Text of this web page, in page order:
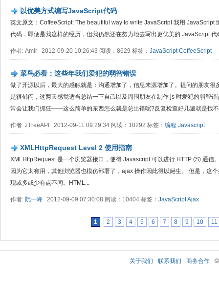
以优美方式编写JavaScript代码
英文原文：CoffeeScript: The beautiful way to write JavaScript 我用 JavaScript
代码，即便是我这样的经历，但我仍然还在努力地去写出更优美的 JavaScript 代
作者: Amir 2012-09-20 10:26:43 阅读：8629 标签： JavaScript CoffeeScript
菜鸟必看：这些年我们爱犯的弱智错误
做了开源以后，最大的感触就是：沟通增加了，信息来源增加了。提问的朋友
是很郁闷，这两天感觉适当总结一下自己以及周围朋友在制作 js 时爱犯的弱智
常会让我们抓狂——这么简单的东西怎么就是总出错呢?反复检查好几遍就是找
作者: zTreeAPI 2012-09-11 09:29:34 阅读：10292 标签： 编程 Javascript
XMLHttpRequest Level 2 使用指南
XMLHttpRequest 是一个浏览器接口，使得 Javascript 可以进行 HTTP (S) 通信
因为它太有用，其他浏览器也模仿部署了，ajax 操作因此得以诞生。 但是，这
现或多或少有点不同。HTML...
作者: 阮一峰 2012-09-09 07:30:08 阅读：10404 标签： JavaScriptAjax
1 2 3 4 5 6 7 8 9 10 11
关于我们 联系我们 商务合作